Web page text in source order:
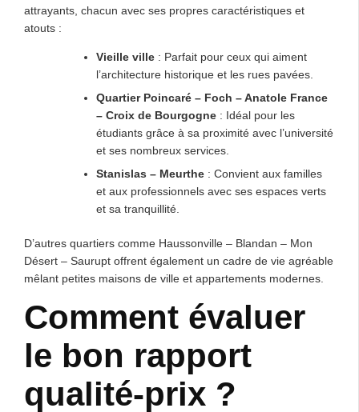
attrayants, chacun avec ses propres caractéristiques et
atouts :
Vieille ville : Parfait pour ceux qui aiment
l’architecture historique et les rues pavées.
Quartier Poincaré – Foch – Anatole France
– Croix de Bourgogne : Idéal pour les
étudiants grâce à sa proximité avec l’université
et ses nombreux services.
Stanislas – Meurthe : Convient aux familles
et aux professionnels avec ses espaces verts
et sa tranquillité.
D’autres quartiers comme Haussonville – Blandan – Mon
Désert – Saurupt offrent également un cadre de vie agréable
mêlant petites maisons de ville et appartements modernes.
Comment évaluer
le bon rapport
qualité-prix ?